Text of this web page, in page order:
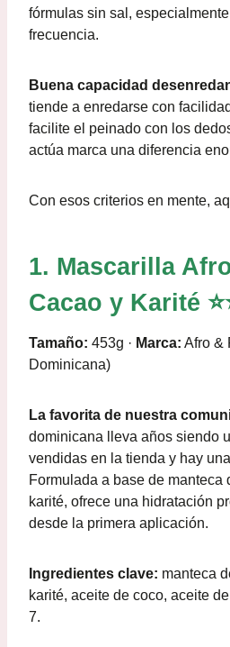
fórmulas sin sal,
frecuencia.
Buena capacidad
tiende a enredarse con
facilite el peinado con los
actúa marca una diferencia
Con esos criterios en mente,
1. Mascarilla
Cacao y Karité
Tamaño: 453g · Marca: Afro &
Dominicana)
La favorita de nuestra
dominicana lleva años siendo
vendidas en la tienda y hay
Formulada a base de manteca
karité, ofrece una hidratación
desde la primera aplicación.
Ingredientes clave: manteca
karité, aceite de coco, aceite
7.